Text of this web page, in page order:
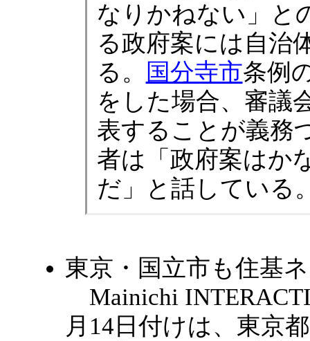
なりかねない」と
る政府案には自治
る。
国分寺市条例
をした場合、審議
表することが義務
者は「政府案はか
だ」と話している
東京・国立市も住基
Mainichi
月14日付けは、東京